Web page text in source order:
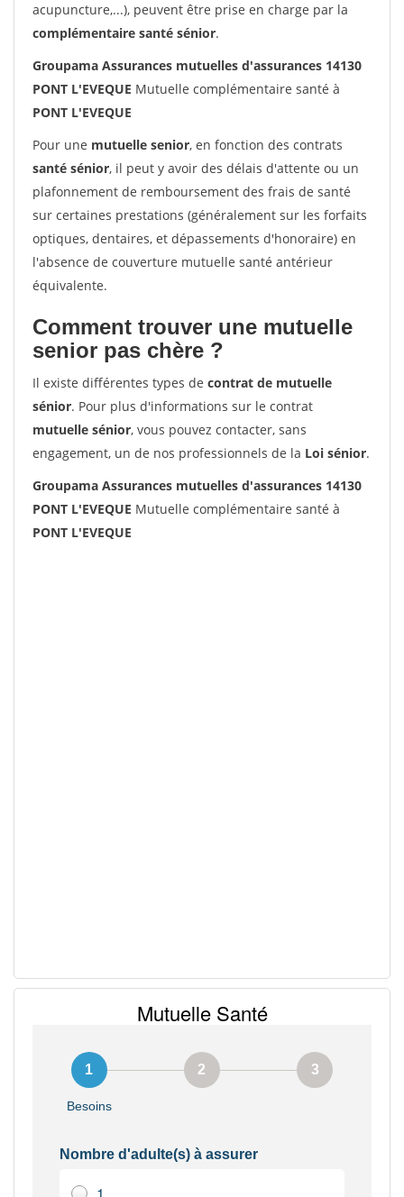
acupuncture,...), peuvent être prise en charge par la
complémentaire santé sénior.
Groupama Assurances mutuelles d'assurances 14130
PONT L'EVEQUE Mutuelle complémentaire santé à
PONT L'EVEQUE
Pour une mutuelle senior, en fonction des contrats
santé sénior, il peut y avoir des délais d'attente ou un
plafonnement de remboursement des frais de santé
sur certaines prestations (généralement sur les forfaits
optiques, dentaires, et dépassements d'honoraire) en
l'absence de couverture mutuelle santé antérieur
équivalente.
Comment trouver une mutuelle
senior pas chère ?
Il existe différentes types de contrat de mutuelle
sénior. Pour plus d'informations sur le contrat
mutuelle sénior, vous pouvez contacter, sans
engagement, un de nos professionnels de la Loi sénior.
Groupama Assurances mutuelles d'assurances 14130
PONT L'EVEQUE Mutuelle complémentaire santé à
PONT L'EVEQUE